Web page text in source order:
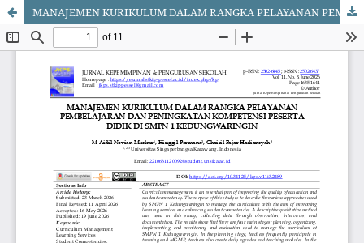
MANAJEMEN KURIKULUM DALAM RANGKA PELAYANAN PEMBELAJARAN DAN PENINGKATAN KOMPETENSI PESERTA DIDIK DI SMPN 1 KEDUNGWARINGIN